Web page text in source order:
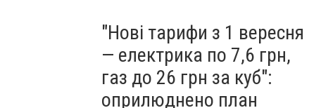
"Нові тарифи з 1 вересня
— електрика по 7,6 грн,
газ до 26 грн за куб":
оприлюднено план